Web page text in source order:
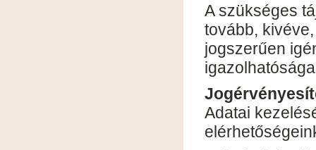
A szükséges
tovább,
jogszerűen
Adatai